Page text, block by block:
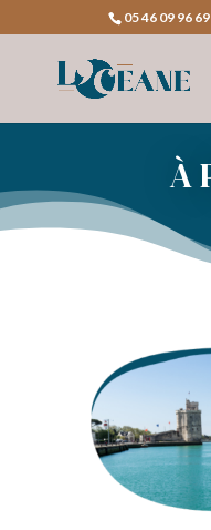
05 46 09 96 69
À